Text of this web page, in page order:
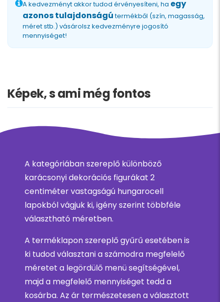
A kedvezményt akkor tudod érvényesíteni, ha egy
azonos tulajdonságútermékből (szín, magasság,
méret stb.) vásárolsz kedvezményre jogosító
mennyiséget!
Képek, s ami még fontos
A kategóriában szereplő különböző
karácsonyi dekorációs figurákat 2
centiméter vastagságú hungarocell
lapokból vágjuk ki, igény szerint többféle
választható méretben.
A terméklapon szereplő gyűrű esetében is
ki tudod választani a számodra megfelelő
méretet a legördülő menü segítségével,
majd a megfelelő mennyiséget tedd a
kosárba. Az ár természetesen a választott